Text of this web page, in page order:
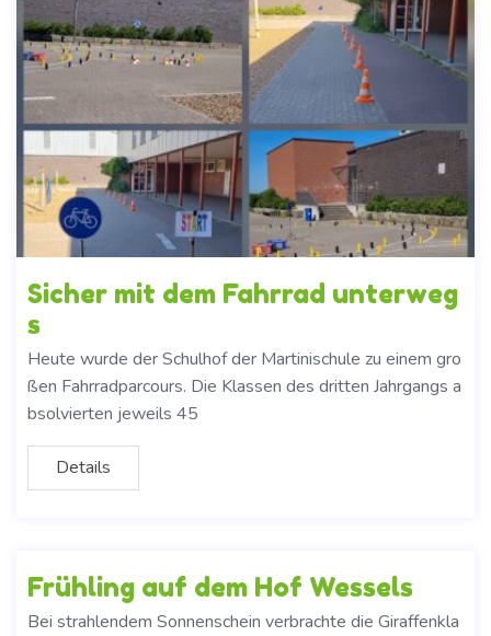
Sicher mit dem Fahrrad unterweg
s
Heute wurde der Schulhof der Martinischule zu einem gro
ßen Fahrradparcours. Die Klassen des dritten Jahrgangs a
bsolvierten jeweils 45
Details
Frühling auf dem Hof Wessels
Bei strahlendem Sonnenschein verbrachte die Giraffenkla